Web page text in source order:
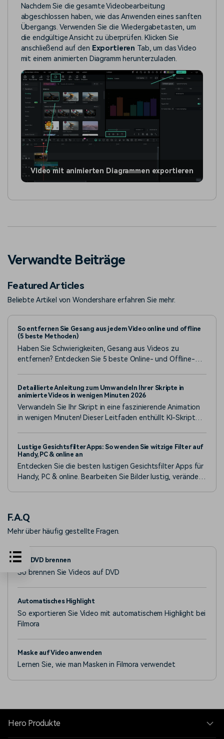
Nachdem Sie die gesamte Videobearbeitung
abgeschlossen haben, wie das Anwenden eines sanften
Übergangs. Verwenden Sie die Wiedergabetasten, um
die endgültige Ansicht zu überprüfen. Klicken Sie
anschließend auf den Exportieren Tab, um das Video
mit einem animierten Diagramm herunterzuladen.
Video mit animierten Diagrammen exportieren
Verwandte Beiträge
Featured Articles
Beliebte Artikel von Wondershare erfahren Sie mehr.
So entfernen Sie Gesang aus jedem Video online und offline
(5 beste Methoden)
Haben Sie Schwierigkeiten, Gesang aus Videos zu
entfernen? Entdecken Sie 5 beste Online- und Offline-
detaillierten Anleitungen!
Detaillierte Anleitung zum Umwandeln Ihrer Skripte in
animierte Videos in wenigen Minuten 2026
Verwandeln Sie Ihr Skript in eine faszinierende Animation
in wenigen Minuten! Dieser Leitfaden enthüllt KI-Skripte
Animationsfähigen Skripten.
Lustige Gesichtsfilter Apps: So wenden Sie witzige Filter auf
Handy, PC & online an
Entdecken Sie die besten lustigen Gesichtsfilter Apps für
Handy, PC & online. Bearbeiten Sie Bilder lustig, verändern
F.A.Q
Mehr über häufig gestellte Fragen.
Auf DVD brennen
So brennen Sie Videos auf DVD
Automatisches Highlight
So exportieren Sie Video mit automatischem Highlight bei
Filmora
Maske auf Video anwenden
Lernen Sie, wie man Masken in Filmora verwendet
Hero Produkte